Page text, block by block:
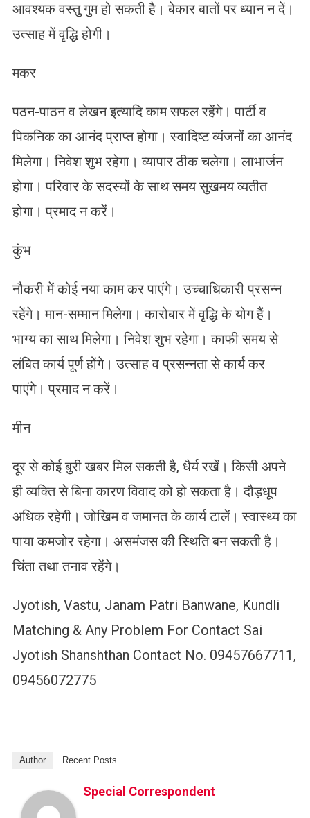
आवश्यक वस्तु गुम हो सकती है। बेकार बातों पर ध्यान न दें।
उत्साह में वृद्धि होगी।
मकर
पठन-पाठन व लेखन इत्यादि काम सफल रहेंगे। पार्टी व
पिकनिक का आनंद प्राप्त होगा। स्वादिष्ट व्यंजनों का आनंद
मिलेगा। निवेश शुभ रहेगा। व्यापार ठीक चलेगा। लाभार्जन
होगा। परिवार के सदस्यों के साथ समय सुखमय व्यतीत
होगा। प्रमाद न करें।
कुंभ
नौकरी में कोई नया काम कर पाएंगे। उच्चाधिकारी प्रसन्न
रहेंगे। मान-सम्मान मिलेगा। कारोबार में वृद्धि के योग हैं।
भाग्य का साथ मिलेगा। निवेश शुभ रहेगा। काफी समय से
लंबित कार्य पूर्ण होंगे। उत्साह व प्रसन्नता से कार्य कर
पाएंगे। प्रमाद न करें।
मीन
दूर से कोई बुरी खबर मिल सकती है, धैर्य रखें। किसी अपने
ही व्यक्ति से बिना कारण विवाद को हो सकता है। दौड़धूप
अधिक रहेगी। जोखिम व जमानत के कार्य टालें। स्वास्थ्य का
पाया कमजोर रहेगा। असमंजस की स्थिति बन सकती है।
चिंता तथा तनाव रहेंगे।
Jyotish, Vastu, Janam Patri Banwane, Kundli
Matching & Any Problem For Contact Sai
Jyotish Shanshthan Contact No. 09457667711,
09456072775
Author Recent Posts
Special Correspondent